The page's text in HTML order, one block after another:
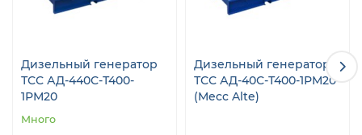
Дизельный генератор
ТСС АД-440С-Т400-
1РМ20
Много
Дизельный генератор
ТСС АД-40С-Т400-1РМ20
(Mecc Alte)